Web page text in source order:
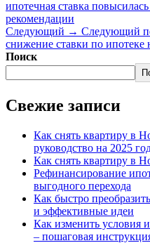
ипотечная ставка
рекомендации
Следующий → Следующий
снижение ставки по ипотеке
Поиск
Свежие записи
Как снять квартиру в
руководство на 2025
Как снять квартиру в
Рефинансирование
выгодного перехода
Как быстро
и эффективные идеи
Как изменить условия
– пошаговая